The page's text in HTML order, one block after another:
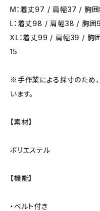
M：着丈97 / 肩幅37 / 胸
L：着丈98 / 肩幅38 / 胸
XL：着丈99 / 肩幅39 / 胸
15
※手作業による採寸のため
います。
【素材】
ポリエステル
【機能】
・ベルト付き